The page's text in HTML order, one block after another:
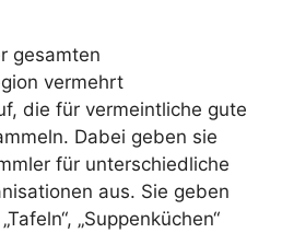
gesamten
vermehrt
die für vermeintliche gute
Dabei geben sie
für unterschiedliche
aus. Sie geben
„Suppenküchen“